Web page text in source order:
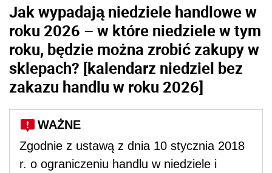
Jak wypadają niedziele handlowe w
roku 2026 – w które niedziele w tym
roku, będzie można zrobić zakupy w
sklepach? [kalendarz niedziel bez
zakazu handlu w roku 2026]
WAŻNE
Zgodnie z ustawą z dnia 10 stycznia 2018
r. o ograniczeniu handlu w niedziele i